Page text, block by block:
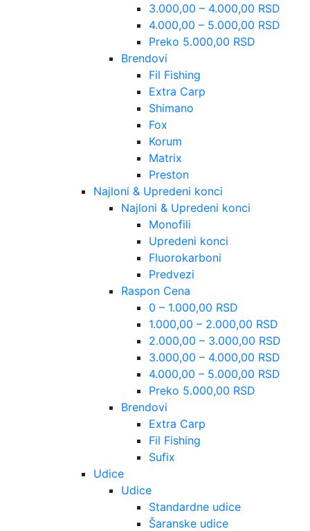
3.000,00 – 4.000,00 RSD
4.000,00 – 5.000,00 RSD
Preko 5.000,00 RSD
Brendovi
Fil Fishing
Extra Carp
Shimano
Fox
Korum
Matrix
Preston
Najloni & Upredeni konci
Najloni & Upredeni konci
Monofili
Upredeni konci
Fluorokarboni
Predvezi
Raspon Cena
0 – 1.000,00 RSD
1.000,00 – 2.000,00 RSD
2.000,00 – 3.000,00 RSD
3.000,00 – 4.000,00 RSD
4.000,00 – 5.000,00 RSD
Preko 5.000,00 RSD
Brendovi
Extra Carp
Fil Fishing
Sufix
Udice
Udice
Standardne udice
Šaranske udice